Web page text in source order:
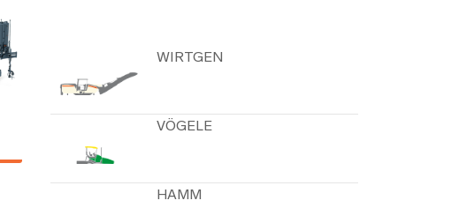
WIRTGEN
VÖGELE
HAMM